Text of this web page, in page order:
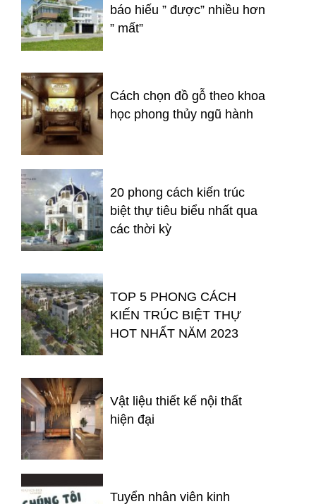
báo hiếu ” được” nhiều hơn
” mất”
Cách chọn đồ gỗ theo khoa
học phong thủy ngũ hành
20 phong cách kiến trúc
biệt thự tiêu biểu nhất qua
các thời kỳ
TOP 5 PHONG CÁCH
KIẾN TRÚC BIỆT THỰ
HOT NHẤT NĂM 2023
Vật liệu thiết kế nội thất
hiện đại
Tuyển nhân viên kinh